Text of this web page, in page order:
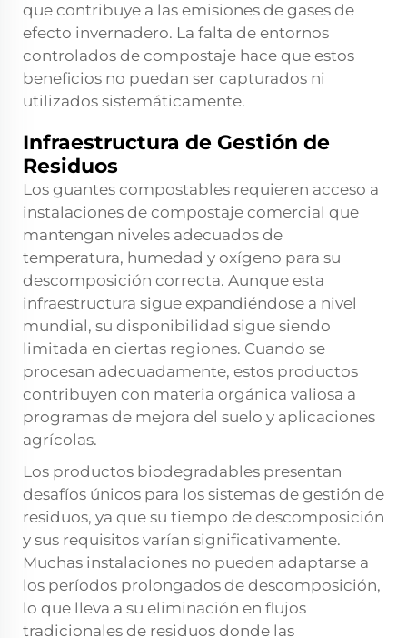
que contribuye a las emisiones de gases de
efecto invernadero. La falta de entornos
controlados de compostaje hace que estos
beneficios no puedan ser capturados ni
utilizados sistemáticamente.
Infraestructura de Gestión de
Residuos
Los guantes compostables requieren acceso a
instalaciones de compostaje comercial que
mantengan niveles adecuados de
temperatura, humedad y oxígeno para su
descomposición correcta. Aunque esta
infraestructura sigue expandiéndose a nivel
mundial, su disponibilidad sigue siendo
limitada en ciertas regiones. Cuando se
procesan adecuadamente, estos productos
contribuyen con materia orgánica valiosa a
programas de mejora del suelo y aplicaciones
agrícolas.
Los productos biodegradables presentan
desafíos únicos para los sistemas de gestión de
residuos, ya que su tiempo de descomposición
y sus requisitos varían significativamente.
Muchas instalaciones no pueden adaptarse a
los períodos prolongados de descomposición,
lo que lleva a su eliminación en flujos
tradicionales de residuos donde las